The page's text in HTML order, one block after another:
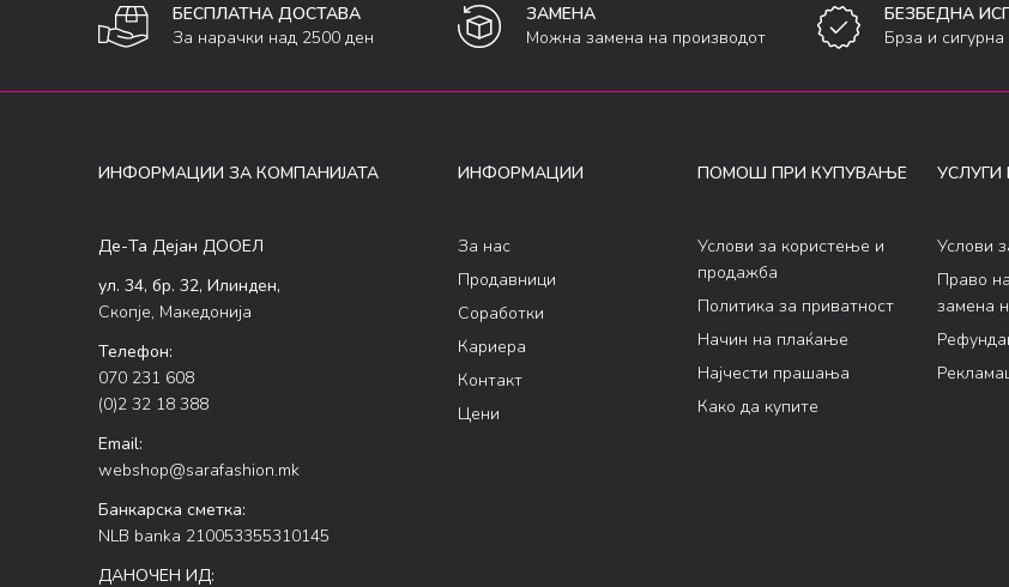
БЕСПЛАТНА ДОСТАВА
За нарачки над 2500 ден
ЗАМЕНА
Можна замена на производот
БЕЗБЕДНА
Брза и
ИНФОРМАЦИИ ЗА КОМПАНИЈАТА
Де-Та Дејан ДООЕЛ
ул. 34, бр. 32, Илинден,
Скопје, Македонија
Телефон:
070 231 608
(0)2 32 18 388
Email:
webshop@sarafashion.mk
Банкарска сметка:
NLB banka 210053355310145
ДАНОЧЕН ИД:
ИНФОРМАЦИИ
За нас
Продавници
Соработки
Кариера
Контакт
Цени
ПОМОШ ПРИ КУПУВАЊЕ
Услови за користење и
продажба
Политика за приватност
Начин на плаќање
Најчести прашања
Како да купите
УСЛУГИ
Услови
Право
замена